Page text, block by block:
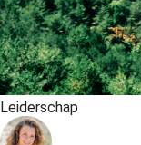
Leiderschap